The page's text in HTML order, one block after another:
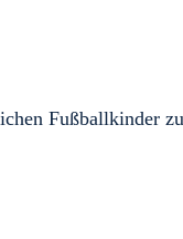
Fußballkinder